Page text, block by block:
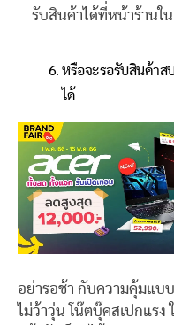
รับสินค้าได้ที่หน้าร้านใน
หรือจะรอรับสินค้าส
ได้
อย่ารอช้า กับความคุ้มแบ
ไม่ว้าวุ่น โน๊ตบุ๊คสเปกแรง